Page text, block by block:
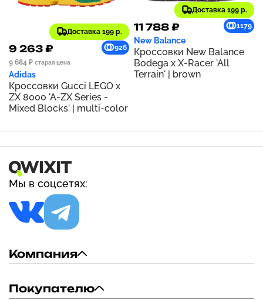
Доставка 199 р.
9 263 ₽
926
9 684 ₽ старая цена
Adidas
Кроссовки Gucci LEGO x
ZX 8000 'A-ZX Series -
Mixed Blocks' | multi-color
Доставка 199 р.
11 788 ₽ 1179
New Balance
Кроссовки New Balance
Bodega x X-Racer 'All
Terrain' | brown
Мы в соцсетях:
Компания
Покупателю